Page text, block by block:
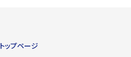
トップページ